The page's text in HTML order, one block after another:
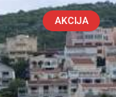
AKCIJA